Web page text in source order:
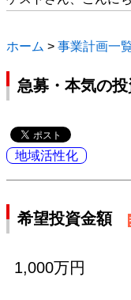
ホーム > 事業計画一
急募・本気の
地域活性化
希望投資金額
1,000万円